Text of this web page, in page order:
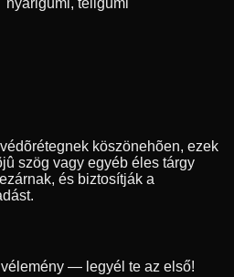
köszönehõen, ezek
szög vagy egyéb éles tárgy
és biztosítják a
— legyél te az első!